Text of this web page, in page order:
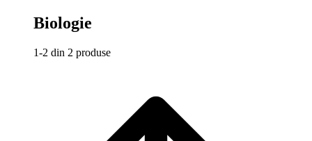
Biologie
1-2 din 2 produse